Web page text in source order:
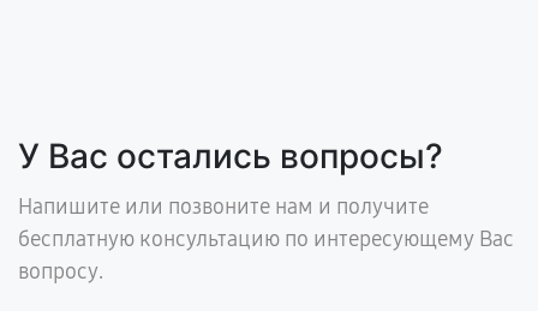
У Вас остались вопросы?
Напишите или позвоните нам и получите
бесплатную консультацию по интересующему Вас
вопросу.